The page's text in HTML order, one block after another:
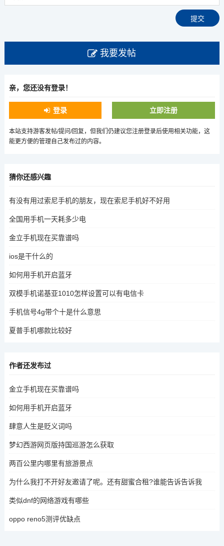
我要发帖
亲，您还没有登录！
登录 立即注册
本站支持游客发帖/提问/回复，但我们仍建议您注册登录后使用相关功能，这
能更方便的管理自己发布过的内容。
猜你还感兴趣
有没有用过索尼手机的朋友，现在索尼手机好不好用
全国用手机一天耗多少电
金立手机现在买靠谱吗
ios是干什么的
如何用手机开启蓝牙
双模手机诺基亚1010怎样设置可以有电信卡
手机信号4g带个十是什么意思
夏普手机哪款比较好
作者还发布过
金立手机现在买靠谱吗
如何用手机开启蓝牙
肆意人生是贬义词吗
梦幻西游网页版持国巡游怎么获取
两百公里内哪里有旅游景点
为什么我打不开好友邀请了呢。还有甜蜜合租?谁能告诉告诉我
类似dnf的网络游戏有哪些
oppo reno5测评优缺点